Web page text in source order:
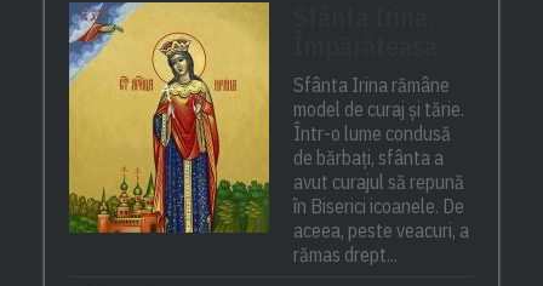
Sfânta Irina rămâne
model de curaj și tărie.
Într-o lume condusă
de bărbați, sfânta a
avut curajul să repună
în Biserici icoanele. De
aceea, peste veacuri, a
rămas drept...